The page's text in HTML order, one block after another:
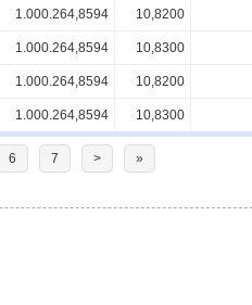
1.000.264,8594 10,8200
1.000.264,8594 10,8300
1.000.264,8594 10,8200
1.000.264,8594 10,8300
6 7 > »